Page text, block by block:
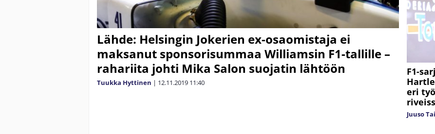
Lähde: Helsingin Jokerien ex-osaomistaja ei
maksanut sponsorisummaa Williamsin F1-tallille –
rahariita johti Mika Salon suojatin lähtöön
Tuukka Hyttinen | 12.11.2019 11:40
F1-
eri
Juuso